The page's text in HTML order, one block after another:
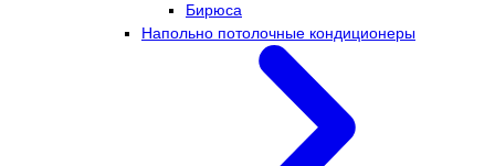
Бирюса
Напольно потолочные кондиционеры